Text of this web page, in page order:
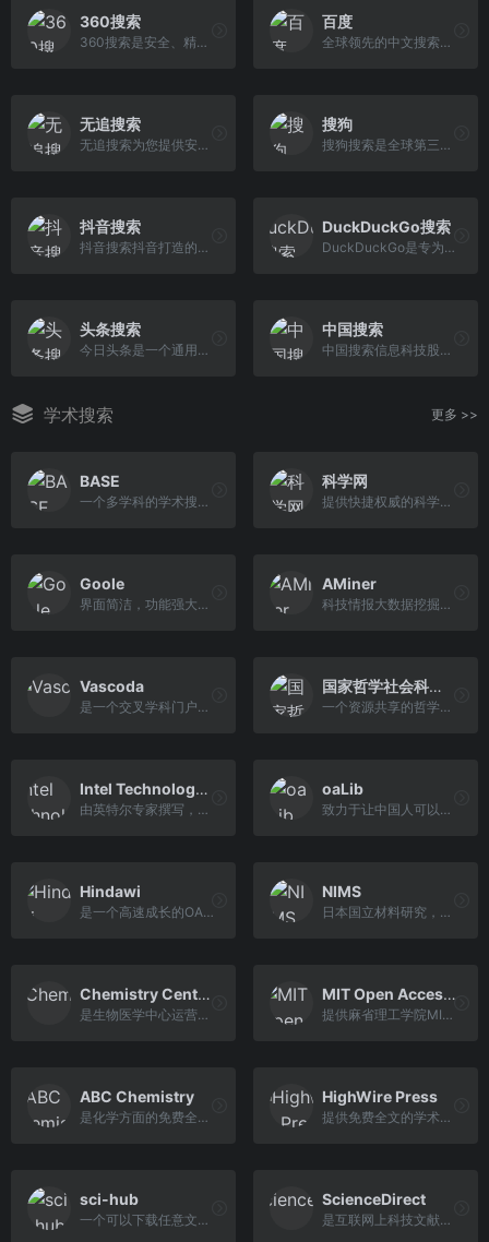
360搜索
360搜索是安全、精准、可信赖...
百度
全球领先的中文搜索引擎、致...
无追搜索
无追搜索为您提供安心的隐私...
搜狗
搜狗搜索是全球第三代互动式搜索引擎，支持微信公众号和文章搜索、知乎搜索、英文搜索及翻译等，通过自主研发的人工智能算法为用户提供专业、精准、便捷的搜索服务。
抖音搜索
抖音搜索抖音打造的内容搜索...
DuckDuckGo搜索
DuckDuckGo是专为私人在线浏览而开发的搜索引擎。与其他搜索引擎不同，DuckDuckGo声称它不存储用户的个人信息
头条搜索
今日头条是一个通用信息平台...
中国搜索
中国搜索信息科技股份有限公司由中央七大新闻媒体——人民日报、新华社、中央电视台、光明日报、经济日报、中国日报和中新社联手创办。中国搜索拥有良好的政府关系、广泛的社会关系、丰富的原创新闻信息资源和国家权威搜索引擎的品质品牌，具有巨大的发展潜力。中国搜索坚持“以服务国家和社会为己任，以满足用户需求为追求”作为发展理念，致力于为社会公 众提供权威、丰富、便捷的搜索产品和应用服务。
学术搜索 更多 >>
BASE
一个多学科的学术搜索引擎，提供对全球异构学术资源的集成检索服务
科学网
提供快捷权威的科学新闻报道，丰富实用的科学信息服务以及交流互动的网络平台
Goole
界面简洁，功能强大，速度快，能搜索到一些google搜索不到的资料
AMiner
科技情报大数据挖掘与服务系统平台
Vascoda
是一个交叉学科门户网站
国家哲学社会科学文献中心
一个资源共享的哲学社会科学研究信息化平台
Intel Technology Journal
由英特尔专家撰写，是一份研究与技术的参考杂志
oaLib
致力于让中国人可以免费获得高质量的文献
Hindawi
是一个高速成长的OA学术出版机构，学科涵盖STM(科学、技术和医学)大部分领域
NIMS
日本国立材料研究，报告当前的科研进展以及材料科学的重要趋势
Chemistry Central
是生物医学中心运营的一个独立出版平台
MIT Open Access Articles
提供麻省理工学院MIT发表的学术论文，包括原始稿，同行评议稿，最终出版的正式文档
ABC Chemistry
是化学方面的免费全文网上期刊数据库
HighWire Press
提供免费全文的学术文献出版商
sci-hub
一个可以下载任意文献杂志的工具
ScienceDirect
是互联网上科技文献搜索引擎之一，用于搜索期刊和专利